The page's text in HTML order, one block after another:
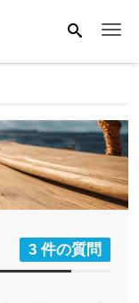
3 件の質問